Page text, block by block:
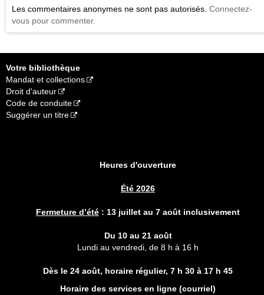
Les commentaires anonymes ne sont pas autorisés. Connectez-
vous pour commenter.
Votre bibliothèque
Mandat et collections
Droit d'auteur
Code de conduite
Suggérer un titre
Heures d'ouverture
Été 2026
Fermeture d’été : 13 juillet au 7 août inclusivement
Du 10 au 21 août
Lundi au vendredi, de 8 h à 16 h
Dès le 24 août, horaire régulier, 7 h 30 à 17 h 45
Horaire des services en ligne (courriel)